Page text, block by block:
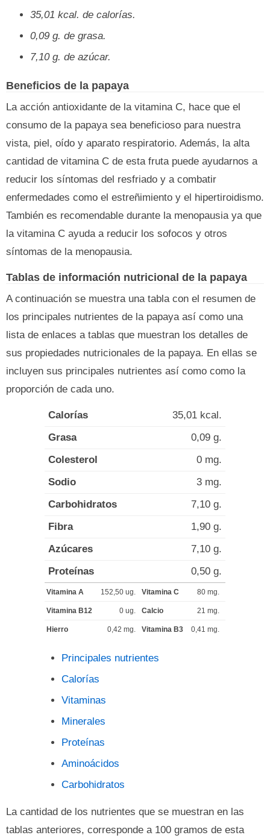
35,01 kcal. de calorías.
0,09 g. de grasa.
7,10 g. de azúcar.
Beneficios de la papaya
La acción antioxidante de la vitamina C, hace que el
consumo de la papaya sea beneficioso para nuestra
vista, piel, oído y aparato respiratorio. Además, la alta
cantidad de vitamina C de esta fruta puede ayudarnos a
reducir los síntomas del resfriado y a combatir
enfermedades como el estreñimiento y el hipertiroidismo.
También es recomendable durante la menopausia ya que
la vitamina C ayuda a reducir los sofocos y otros
síntomas de la menopausia.
Tablas de información nutricional de la papaya
A continuación se muestra una tabla con el resumen de
los principales nutrientes de la papaya así como una
lista de enlaces a tablas que muestran los detalles de
sus propiedades nutricionales de la papaya. En ellas se
incluyen sus principales nutrientes así como como la
proporción de cada uno.
Calorías
35,01 kcal.
Grasa
0,09 g.
Colesterol
0 mg.
Sodio
3 mg.
Carbohidratos
7,10 g.
Fibra
1,90 g.
Azúcares
7,10 g.
Proteínas
0,50 g.
Vitamina A 152,50 ug. Vitamina C 80 mg.
Vitamina B12 0 ug. Calcio 21 mg.
Hierro 0,42 mg. Vitamina B3 0,41 mg.
Principales nutrientes
Calorías
Vitaminas
Minerales
Proteínas
Aminoácidos
Carbohidratos
La cantidad de los nutrientes que se muestran en las
tablas anteriores, corresponde a 100 gramos de esta